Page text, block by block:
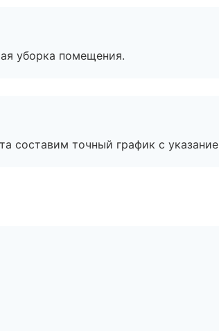
уборка помещения.
составим точный график с